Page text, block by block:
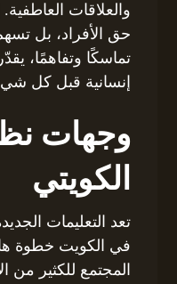
والعلاقات
حق الأفراد، بل
تماسكًا وتفاهمًا،
إنسانية قبل كل
وجهات
الكويتي
تعد التعليمات
في الكويت خطوة
المجتمع للكثير من